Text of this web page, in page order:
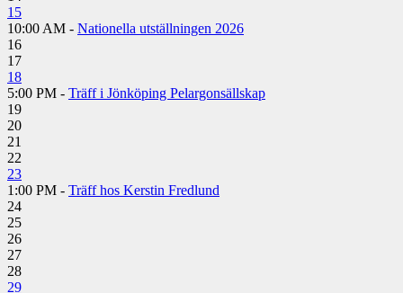
15
10:00 AM - Nationella utställningen 2026
16
17
18
5:00 PM - Träff i Jönköping Pelargonsällskap
19
20
21
22
23
1:00 PM - Träff hos Kerstin Fredlund
24
25
26
27
28
29